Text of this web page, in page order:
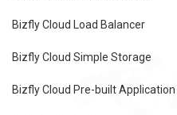
Bizfly Cloud Load Balancer
Bizfly Cloud Simple Storage
Bizfly Cloud Pre-built Application